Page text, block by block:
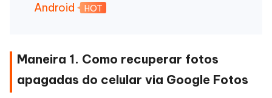
Android
HOT
Maneira 1. Como recuperar fotos
apagadas do celular via Google Fotos